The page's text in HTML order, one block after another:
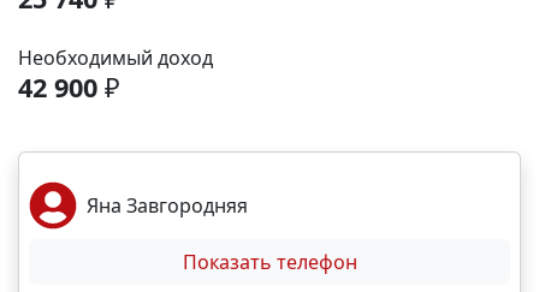
бассейн Транспортная доступность: - В 5 минутах
ходьбы — остановка общественного транспорта
(маршрутки, автобусы, троллейбус). - 5 минут до
Симферополя на машине. - 10–12 минут до ТРК
«МЕГАНОМ». Выгодные условия покупки: -
Беспроцентная рассрочка - Льготная ипотека. -
Возможно использовать материнский капитал, как
для приобретения в рассрочку так и в ипотеку.
Необходимый доход
42 900 ₽
Яна Завгородняя
Показать телефон